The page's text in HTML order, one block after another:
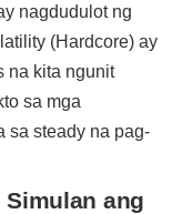
nagdudulot ng
(Hardcore) ay
na kita ngunit
sa mga
sa steady na pag-
Simulan ang